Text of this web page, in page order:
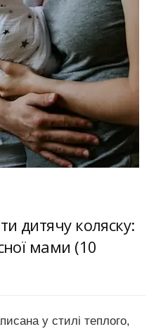
дитячу коляску:
мами (10
у стилі теплого,